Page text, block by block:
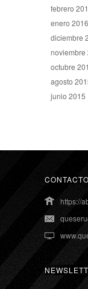
febrero
enero 2016
diciembre
noviembre
octubre
agosto
junio 2015
CONTACTO
https://